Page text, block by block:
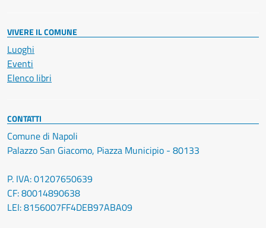
VIVERE IL COMUNE
Luoghi
Eventi
Elenco libri
CONTATTI
Comune di Napoli
Palazzo San Giacomo, Piazza Municipio - 80133
P. IVA: 01207650639
CF: 80014890638
LEI: 8156007FF4DEB97ABA09